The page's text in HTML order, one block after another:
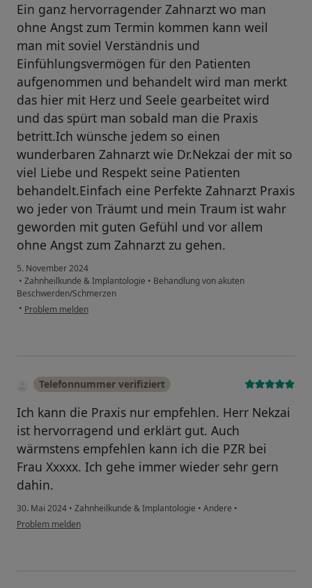
Ein ganz hervorragender Zahnarzt wo man
ohne Angst zum Termin kommen kann weil
man mit soviel Verständnis und
Einfühlungsvermögen für den Patienten
aufgenommen und behandelt wird man merkt
das hier mit Herz und Seele gearbeitet wird
und das spürt man sobald man die Praxis
betritt.Ich wünsche jedem so einen
wunderbaren Zahnarzt wie Dr.Nekzai der mit so
viel Liebe und Respekt seine Patienten
behandelt.Einfach eine Perfekte Zahnarzt Praxis
wo jeder von Träumt und mein Traum ist wahr
geworden mit guten Gefühl und vor allem
ohne Angst zum Zahnarzt zu gehen.
5. November 2024
• Zahnheilkunde & Implantologie • Behandlung von akuten
Beschwerden/Schmerzen
• Problem melden
Telefonnummer verifiziert
Ich kann die Praxis nur empfehlen. Herr Nekzai
ist hervorragend und erklärt gut. Auch
wärmstens empfehlen kann ich die PZR bei
Frau Xxxxx. Ich gehe immer wieder sehr gern
dahin.
30. Mai 2024 • Zahnheilkunde & Implantologie • Andere •
Problem melden